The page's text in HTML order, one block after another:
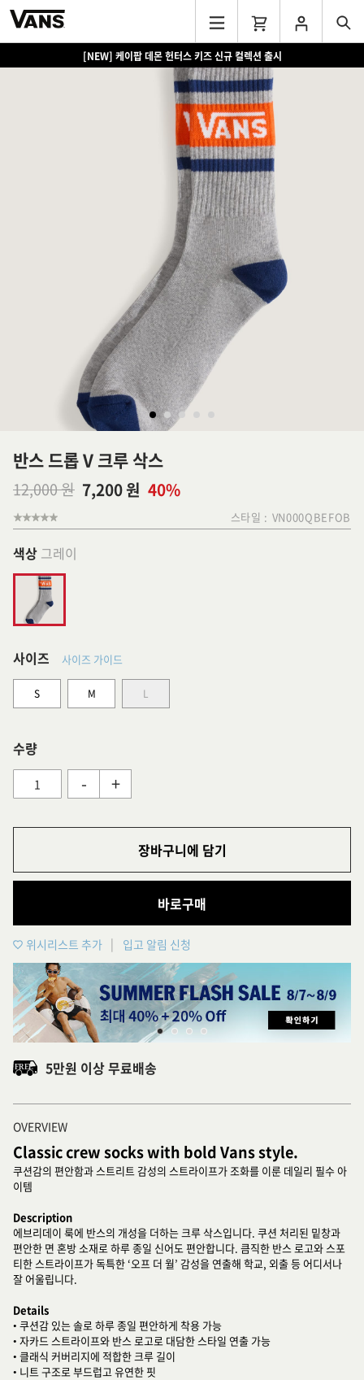
[NEW] 케이팝 데몬 헌터스 키즈 신규 컬렉션 출시
반스 드롭 V 크루 삭스
12,000 원 7,200 원 40%
스타일 : VN000QBEFOB
색상 그레이
사이즈 사이즈 가이드
S M L
수량
- +
장바구니에 담기
바로구매
위시리스트 추가 입고 알림 신청
5만원 이상 무료배송
OVERVIEW
Classic crew socks with bold Vans style.
쿠션감의 편안함과 스트리트 감성의 스트라이프가 조화를 이룬 데일리 필수 아
이템
Description
에브리데이 룩에 반스의 개성을 더하는 크루 삭스입니다. 쿠션 처리된 밑창과
편안한 면 혼방 소재로 하루 종일 신어도 편안합니다. 큼직한 반스 로고와 스포
티한 스트라이프가 독특한 ‘오프 더 월’ 감성을 연출해 학교, 외출 등 어디서나
잘 어울립니다.
Details
• 쿠션감 있는 솔로 하루 종일 편안하게 착용 가능
• 자카드 스트라이프와 반스 로고로 대담한 스타일 연출 가능
• 클래식 커버리지에 적합한 크루 길이
• 니트 구조로 부드럽고 유연한 핏